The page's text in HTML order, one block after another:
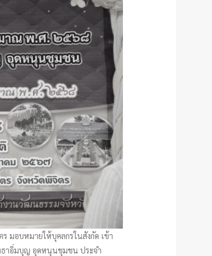
มอบหมายให้บุคลกรในสังกัด เข้า
ธาอิ่มบุญ อุดหนุนชุมชน ประจำ